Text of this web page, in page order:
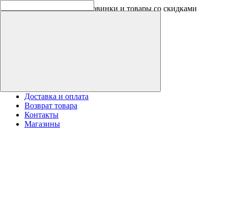
Скидки на новинки до -30%
Доставка и оплата
Возврат товара
Контакты
Магазины